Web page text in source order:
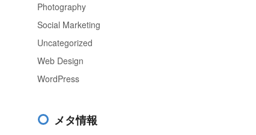
Photography
Social Marketing
Uncategorized
Web Design
WordPress
メタ情報